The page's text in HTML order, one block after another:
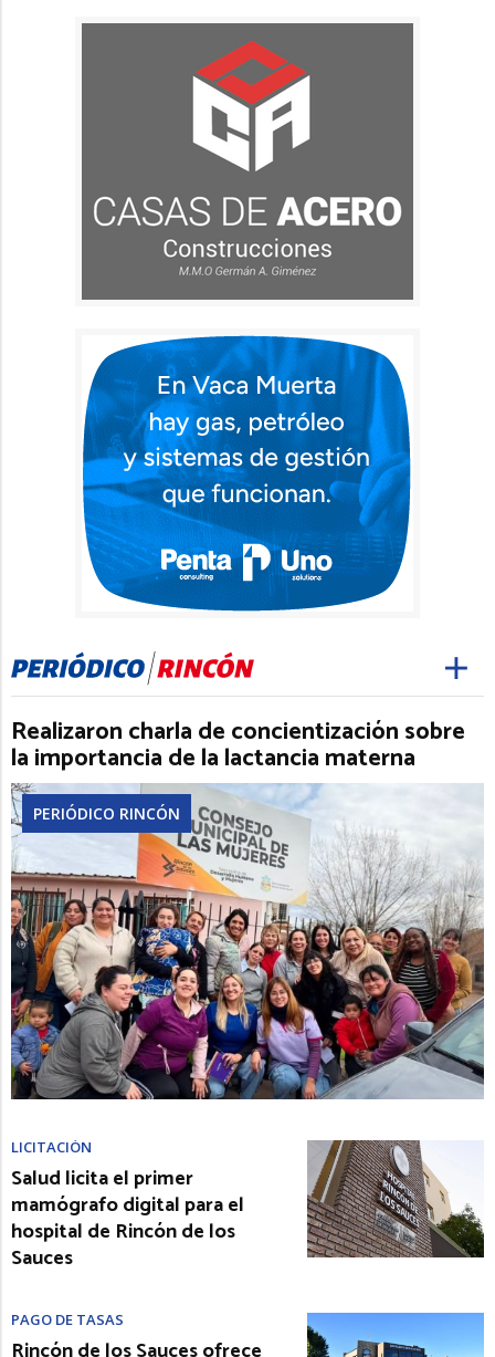
Realizaron charla de concientización sobre
la importancia de la lactancia materna
PERIÓDICO RINCÓN
LICITACIÓN
Salud licita el primer
mamógrafo digital para el
hospital de Rincón de los
Sauces
PAGO DE TASAS